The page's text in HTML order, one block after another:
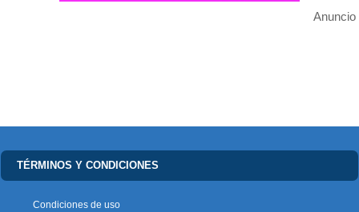
Anuncio
TÉRMINOS Y CONDICIONES
Condiciones de uso